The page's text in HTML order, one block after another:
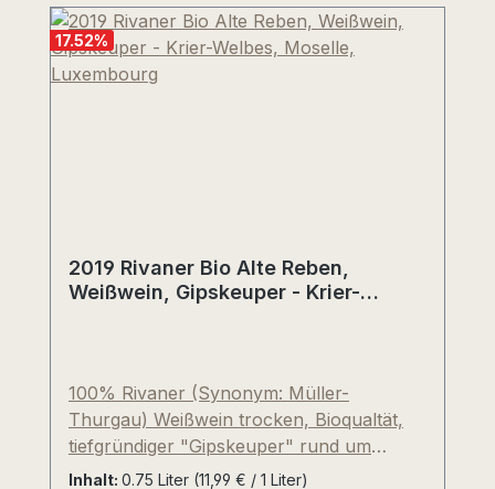
17.52%
2019 Rivaner Bio Alte Reben,
Weißwein, Gipskeuper - Krier-
100% Rivaner (Synonym: Müller-
Thurgau) Weißwein trocken, Bioqualtät,
tiefgründiger "Gipskeuper" rund um
Bech-Kleinmacher, 30°Neigung, über 35-
Inhalt: 0.75 Liter (11,99 € / 1 Liter)